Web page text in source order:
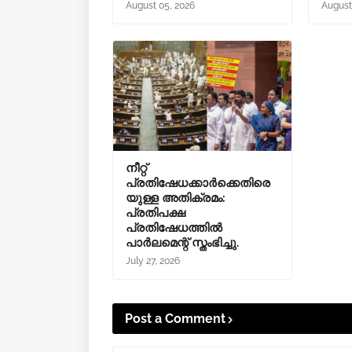
August 05, 2026
നീറ്റ്
പ്രതിഷേധക്കാർക്കെതിരെ
യുള്ള അതിക്രമം:
പ്രതിപക്ഷ
പ്രതിഷേധത്തിൽ
പാർലമെന്റ് സ്തംഭിച്ചു.
July 27, 2026
Post a Comment